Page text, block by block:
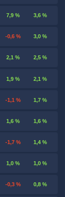
7,9 % 3,6 %
-0,6 % 3,0 %
2,1 % 2,5 %
1,9 % 2,1 %
-1,1 % 1,7 %
1,6 % 1,6 %
-1,7 % 1,4 %
1,0 % 1,0 %
-0,3 % 0,8 %